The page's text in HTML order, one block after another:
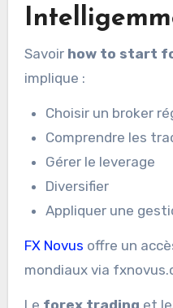
Savoir how to start
implique :
Choisir un broker
Comprendre les
Gérer le leverage
Diversifier
Appliquer une
FX Novus offre un
mondiaux via
Le forex trading et